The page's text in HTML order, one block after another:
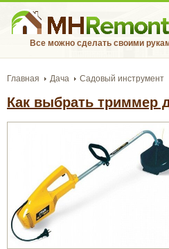
Все можно сделать своими
Главная Дача Садовый инструмент
Как выбрать триммер